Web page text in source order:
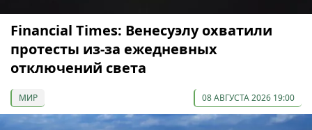
Financial Times: Венесуэлу охватили
протесты из-за ежедневных
отключений света
МИР 08 АВГУСТА 2026 19:00